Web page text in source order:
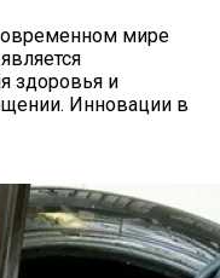
мире
здоровья и
Инновации в